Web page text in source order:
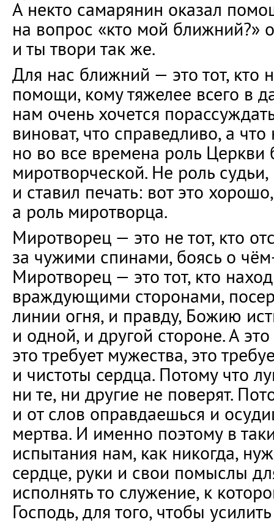
А некто самарянин оказал
на вопрос «кто мой ближний?»
и ты твори так же.
Для нас ближний — это тот, кто
помощи, кому тяжелее всего в
нам очень хочется
виноват, что справедливо, а
но во все времена роль Церкви
миротворческой. Не роль
и ставил печать: вот это
а роль миротворца.
Миротворец — это не тот, кто
за чужими спинами, боясь о
Миротворец — это тот, кто
враждующими сторонами,
линии огня, и правду, Божию
и одной, и другой стороне. А
это требует мужества, это
и чистоты сердца. Потому что
ни те, ни другие не поверят.
и от слов оправдаешься и
мертва. И именно поэтому в
испытания нам, как никогда,
сердце, руки и свои помыслы
исполнять то служение, к
Господь, для того, чтобы